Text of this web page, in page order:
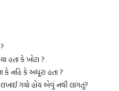
હતા કે ખોટા ?
કે નહિ કે અધૂરા હતા ?
ગયો હોય એવું નથી લાગતું?